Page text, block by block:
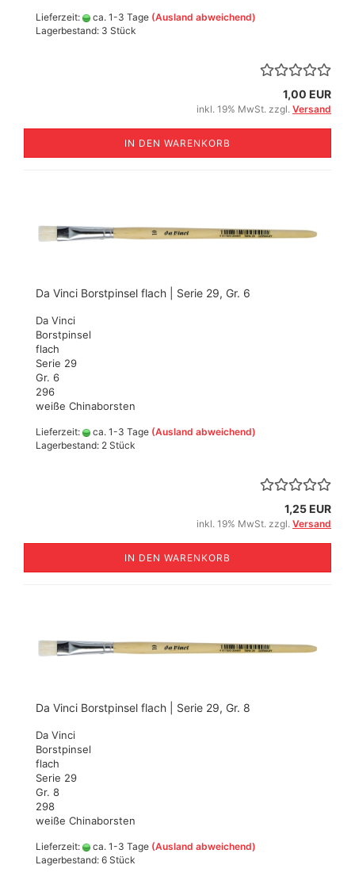
Lieferzeit: ca. 1-3 Tage (Ausland abweichend)
Lagerbestand: 3 Stück
1,00 EUR
inkl. 19% MwSt. zzgl. Versand
IN DEN WARENKORB
Da Vinci Borstpinsel flach | Serie 29, Gr. 6
Da Vinci
Borstpinsel
flach
Serie 29
Gr. 6
296
weiße Chinaborsten
Lieferzeit: ca. 1-3 Tage (Ausland abweichend)
Lagerbestand: 2 Stück
1,25 EUR
inkl. 19% MwSt. zzgl. Versand
IN DEN WARENKORB
Da Vinci Borstpinsel flach | Serie 29, Gr. 8
Da Vinci
Borstpinsel
flach
Serie 29
Gr. 8
298
weiße Chinaborsten
Lieferzeit: ca. 1-3 Tage (Ausland abweichend)
Lagerbestand: 6 Stück